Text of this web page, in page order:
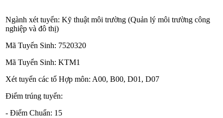
Ngành xét tuyển: Kỹ thuật môi trường (Quản lý môi trường công
nghiệp và đô thị)
Mã Tuyển Sinh: 7520320
Mã Tuyển Sinh: KTM1
Xét tuyển các tổ Hợp môn: A00, B00, D01, D07
Điểm trúng tuyển:
- Điểm Chuẩn: 15